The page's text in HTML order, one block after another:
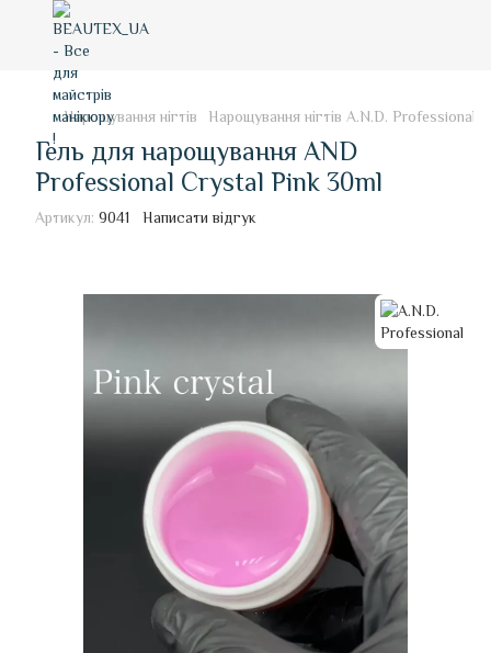
Нарощування нігтів Нарощування нігтів A.N.D. Professional
Гель для нарощування AND
Professional Crystal Pink 30ml
Артикул: 9041 Написати відгук